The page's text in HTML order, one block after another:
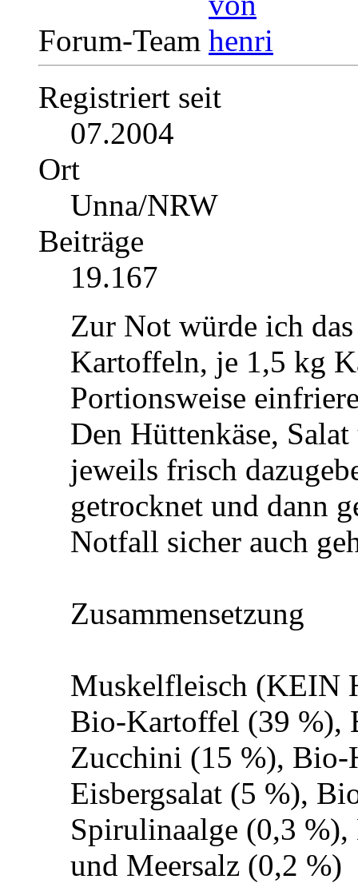
Forum-Team
Registriert seit
07.2004
Ort
Unna/NRW
Beiträge
19.167
Zur Not würde ich
Kartoffeln, je 1,5 kg
Portionsweise
Den Hüttenkäse,
jeweils frisch
getrocknet und dann
Notfall sicher auch
Zusammensetzung
Muskelfleisch (KEIN
Bio-Kartoffel (39 %),
Zucchini (15 %), Bio-
Eisbergsalat (5 %),
Spirulinaalge (0,3
und Meersalz (0,2 %)